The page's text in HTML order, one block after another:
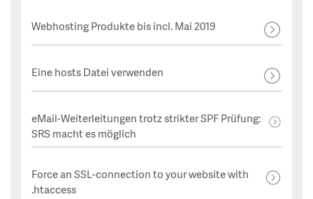
Webhosting Produkte bis incl. Mai 2019
Eine hosts Datei verwenden
eMail-Weiterleitungen trotz strikter SPF Prüfung:
SRS macht es möglich
Force an SSL-connection to your website with
.htaccess